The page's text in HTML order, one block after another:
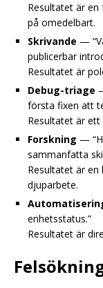
Resultatet är en
på omedelbart.
Skrivande —
publicerbar
Resultatet är
Debug-triage
första fixen att
Resultatet är ett
Forskning —
sammanfatta
Resultatet är
djuparbete.
enhetsstatus.”
Resultatet är